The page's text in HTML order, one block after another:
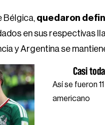
Bélgica, quedaron
en sus respectivas
y Argentina se
Casi
Así se fueron
americano